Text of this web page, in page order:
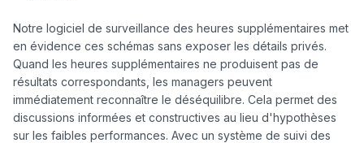
Notre logiciel de surveillance des heures supplémentaires met
en évidence ces schémas sans exposer les détails privés.
Quand les heures supplémentaires ne produisent pas de
résultats correspondants, les managers peuvent
immédiatement reconnaître le déséquilibre. Cela permet des
discussions informées et constructives au lieu d'hypothèses
sur les faibles performances. Avec un système de suivi des